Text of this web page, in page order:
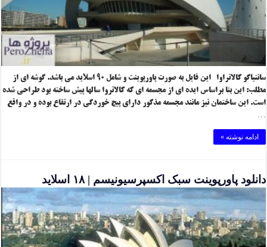
سانتیاگو کالاتراوا این فایل به صورت پاورپوینت و شامل ۹۰ اسلاید می باشد. گوشه ای از
مطلب: این بنا براساس ایده ای از مجسمه ای که کالاتروا سالها پیش ساخته بود طراحی شده
است. این ساختمان نیز مانند مجسمه مذکور دارای پیچ خوردگی در ارتفاع بوده و در واقع
…
ادامه نوشته »
دانلود پاورپوینت سبک اکسپرسیونیسم | ۱۸ اسلاید